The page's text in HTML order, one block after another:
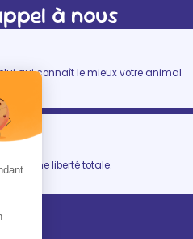
à nous
qui connaît le mieux votre animal
une liberté totale.